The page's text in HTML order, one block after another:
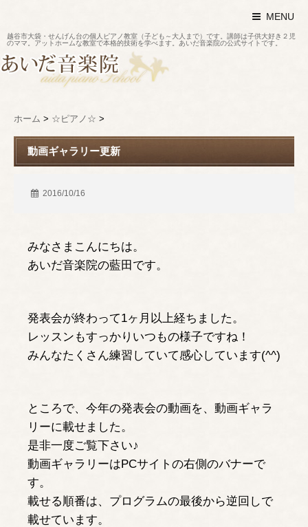
MENU
越谷市大袋・せんげん台の個人ピアノ教室（子ども～大人まで）です。講師は子供大好き２児
のママ。アットホームな教室で本格的技術を学べます。あいだ音楽院の公式サイトです。
ホーム > ☆ピアノ☆ >
動画ギャラリー更新
2016/10/16
みなさまこんにちは。
あいだ音楽院の藍田です。
発表会が終わって1ヶ月以上経ちました。
レッスンもすっかりいつもの様子ですね！
みんなたくさん練習していて感心しています(^^)
ところで、今年の発表会の動画を、動画ギャラ
リーに載せました。
是非一度ご覧下さい♪
動画ギャラリーはPCサイトの右側のバナーで
す。
載せる順番は、プログラムの最後から逆回しで
載せています。